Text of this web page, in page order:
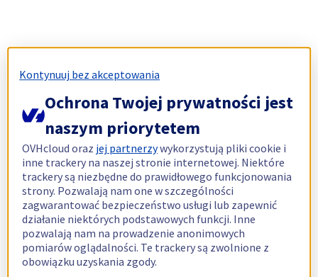
Kontynuuj bez akceptowania
Ochrona Twojej prywatności jest
naszym priorytetem
OVHcloud oraz jej partnerzywykorzystują pliki cookie i
inne trackery na naszej stronie internetowej. Niektóre
trackery są niezbędne do prawidłowego funkcjonowania
strony. Pozwalają nam one w szczególności
zagwarantować bezpieczeństwo usługi lub zapewnić
działanie niektórych podstawowych funkcji. Inne
pozwalają nam na prowadzenie anonimowych
pomiarów oglądalności. Te trackery są zwolnione z
obowiązku uzyskania zgody.